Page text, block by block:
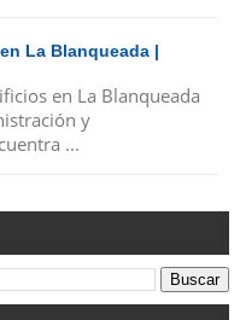
La Blanqueada |
en La Blanqueada
y
...